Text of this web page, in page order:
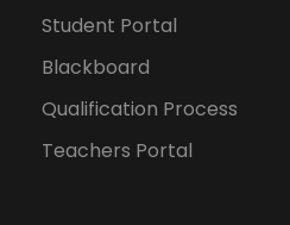
Student Portal
Blackboard
Qualification Process
Teachers Portal